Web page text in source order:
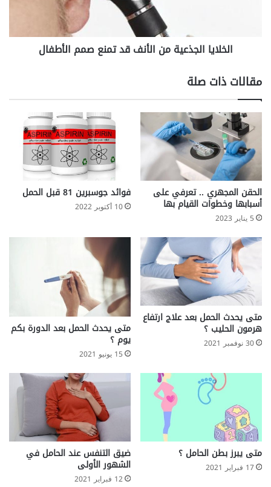
ي
ة
م
ن
ف
ق
د
م
م
ا
ل
أ
الخلايا الجذعية من الأنف قد تمنع صمم الأطفال
مقالات ذات صلة
الحقن المجهري .. تعرفي على
أسبابها وخطوات القيام بها
5 يناير 2023
فوائد جوسبرين 81 قبل الحمل
10 أكتوبر 2022
متى يحدث الحمل بعد علاج ارتفاع
هرمون الحليب ؟
30 نوفمبر 2021
متى يحدث الحمل بعد الدورة بكم
يوم ؟
15 يونيو 2021
متى يبرز بطن الحامل ؟
17 فبراير 2021
ضيق التنفس عند الحامل في
الشهور الأولى
12 فبراير 2021